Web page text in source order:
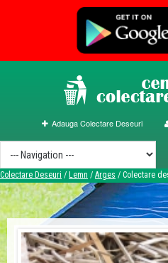
Adauga Colectare Deseuri
Colectare Deseuri / Lemn / Arges / Colectare